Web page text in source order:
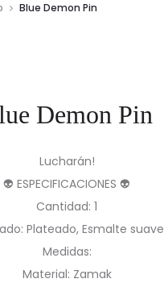
Blue Demon Pin
Demon Pin
Lucharán!
👽 ESPECIFICACIONES 👽
Cantidad: 1
Plateado, Esmalte suave
Medidas:
Material: Zamak